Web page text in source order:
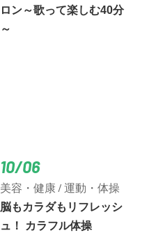
ロン～歌って楽しむ40分
～
10/06
美容・健康 / 運動・体操
脳もカラダもリフレッシ
ュ！ カラフル体操